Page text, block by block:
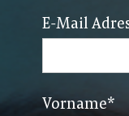
E-Mail
Vorname*